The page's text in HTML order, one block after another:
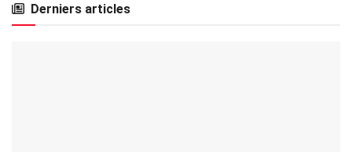
Derniers articles